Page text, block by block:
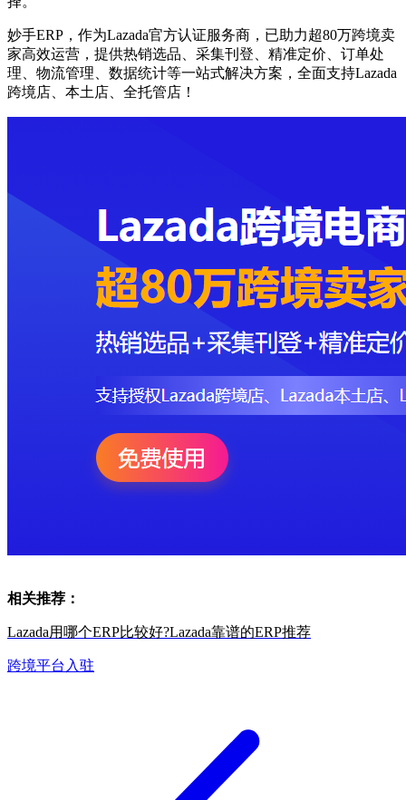
妙手ERP，作为Lazada官方认证服务商，已助力超80万跨境卖
家高效运营，提供热销选品、采集刊登、精准定价、订单处
理、物流管理、数据统计等一站式解决方案，全面支持Lazada
跨境店、本土店、全托管店！
相关推荐：
Lazada用哪个ERP比较好?Lazada靠谱的ERP推荐
跨境平台入驻